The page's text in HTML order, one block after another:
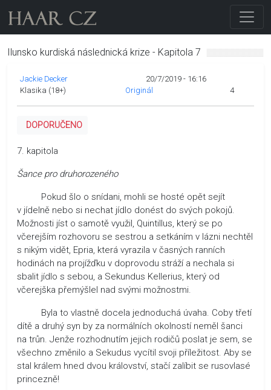
Ilunsko kurdiská následnická krize - Kapitola 7
Jackie Decker
20/7/2019 - 16:16
Klasika (18+)
Originál 4
DOPORUČENO
7. kapitola
Šance pro druhorozeného
Pokud šlo o snídani, mohli se hosté opět sejít
v jídelně nebo si nechat jídlo donést do svých pokojů.
Možnosti jíst o samotě využil, Quintillus, který se po
včerejším rozhovoru se sestrou a setkáním v lázni nechtěl
s nikým vidět, Epria, která vyrazila v časných ranních
hodinách na projížďku v doprovodu stráží a nechala si
sbalit jídlo s sebou, a Sekundus Kellerius, který od
včerejška přemýšlel nad svými možnostmi.
Byla to vlastně docela jednoduchá úvaha. Coby třetí
dítě a druhý syn by za normálních okolností neměl šanci
na trůn. Jenže rozhodnutím jejich rodičů poslat je sem, se
všechno změnilo a Sekudus vycítil svoji příležitost. Aby se
stal králem hned dvou království, stačí zalíbit se rusovlasé
princezně!